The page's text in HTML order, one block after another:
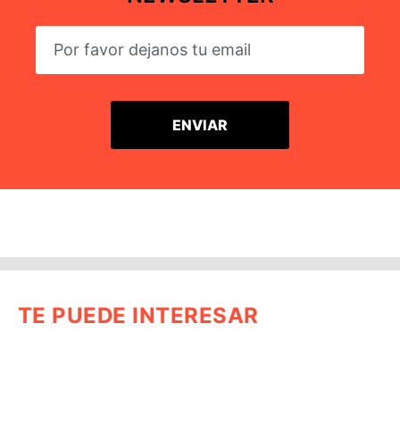
TE PUEDE INTERESAR